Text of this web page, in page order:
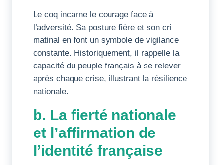
Le coq incarne le courage face à
l’adversité. Sa posture fière et son cri
matinal en font un symbole de vigilance
constante. Historiquement, il rappelle la
capacité du peuple français à se relever
après chaque crise, illustrant la résilience
nationale.
b. La fierté nationale
et l’affirmation de
l’identité française